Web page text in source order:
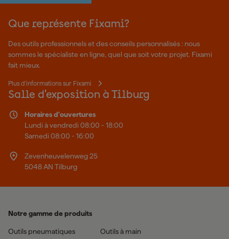
Que représente Fixami?
Des outils professionnels et des conseils personnalisés : nous
sommes le spécialiste en ligne, quel que soit votre projet. Fixami
fait mieux.
Plus d'informations sur Fixami
Salle d'exposition à Tilburg
Horaires d'ouvertures
Lundi à vendredi 08:00 - 18:00
Samedi 08:00 - 16:00
Zevenheuvelenweg 25
5048 AN Tilburg
Notre gamme de produits
Outils pneumatiques
Outils à main